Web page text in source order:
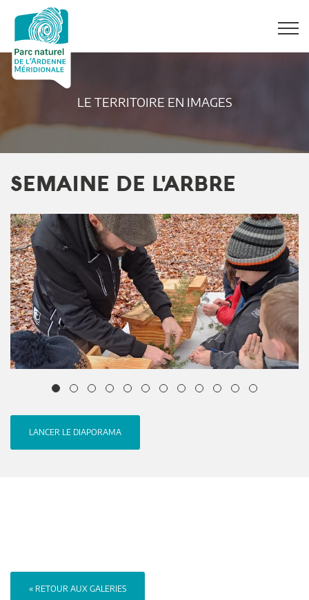
LE TERRITOIRE EN IMAGES
SEMAINE DE L'ARBRE
LANCER LE DIAPORAMA
« RETOUR AUX GALERIES